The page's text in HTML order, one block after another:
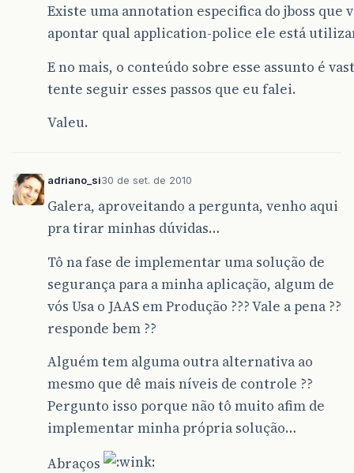
Existe uma annotation especifica do jboss que
apontar qual application-police ele está
E no mais, o conteúdo sobre esse assunto é
tente seguir esses passos que eu falei.
Valeu.
adriano_si30 de set. de 2010
Galera, aproveitando a pergunta, venho aqui
pra tirar minhas dúvidas…
Tô na fase de implementar uma solução de
segurança para a minha aplicação, algum de
vós Usa o JAAS em Produção ??? Vale a pena ??
responde bem ??
Alguém tem alguma outra alternativa ao
mesmo que dê mais níveis de controle ??
Pergunto isso porque não tô muito afim de
implementar minha própria solução…
Abraços